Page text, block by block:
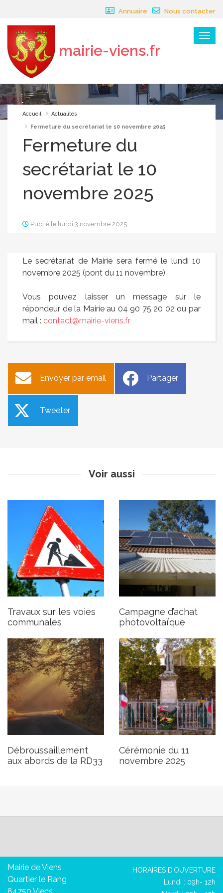
Annuaire Nous contacter
Menu
mairie-viens.fr
×
Accueil
Actualités
Fermeture du secrétariat le 10 novembre 2025
Fermeture du
secrétariat le 10
novembre 2025
Publié le lundi 3 novembre 2025
Le secrétariat de Mairie sera fermé le lundi 10
novembre 2025 (pont du 11 novembre)
Vous pouvez laisser un message sur le
répondeur de la Mairie au 04 90 75 20 02 ou par
mail : contact@mairie-viens.fr
Envoyer par email Partager
Tweeter
Voir aussi
Travaux sur les voies
communales
Campagne d’achat
photovoltaïque
Débroussaillement aux
abords de la RD33
Publié le vendredi 31 octobre 2025
Débroussaillement
aux abords de la RD33
Cérémonie du 11 novembre
2025
Publié le mardi 28 octobre 2025
Cérémonie du 11
novembre 2025
Mairie de Viens
Quartier le Rang
HORAIRES D’OUVERTURE
Lundi : 09h- 12h
Panneau de gestion des cookies